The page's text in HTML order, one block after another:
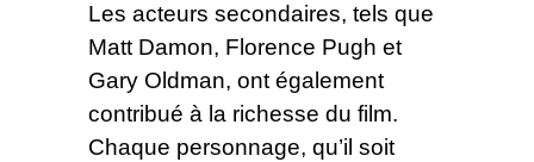
Les acteurs secondaires, tels que
Matt Damon, Florence Pugh et
Gary Oldman, ont également
contribué à la richesse du film.
Chaque personnage, qu’il soit